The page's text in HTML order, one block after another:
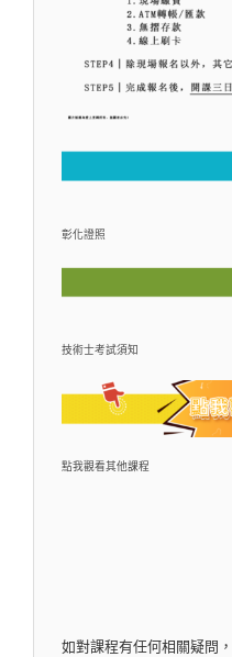
彰化證照
技術士考試須知
點我觀看其他課程
如對課程有任何相關疑問，